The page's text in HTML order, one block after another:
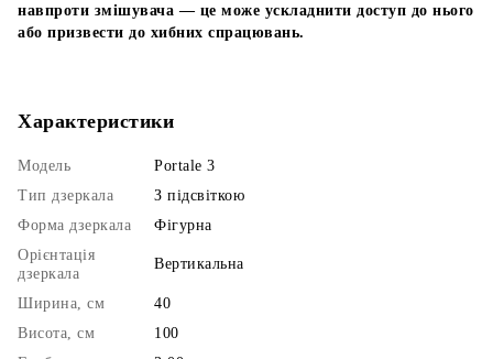
навпроти змішувача — це може ускладнити доступ до нього
або призвести до хибних спрацювань.
Характеристики
Модель
Portale 3
Тип дзеркала
З підсвіткою
Форма дзеркала
Фігурна
Орієнтація
дзеркала
Вертикальна
Ширина, см
40
Висота, см
100